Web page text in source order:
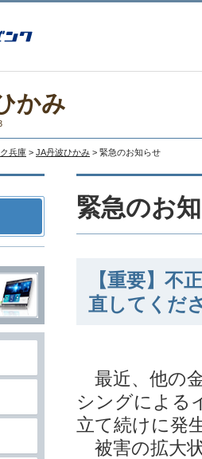
かみ
兵庫 > JA丹波ひかみ > 緊急のお知らせ
緊急のお
【重要】不
直してくだ
最近、他の
シングによる
立て続けに発
被害の拡大